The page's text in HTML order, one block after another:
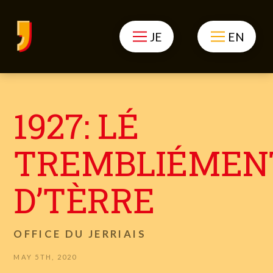
JE EN
1927: LÉ
D’TÈRRE
OFFICE DU JERRIAIS
MAY 5TH, 2020